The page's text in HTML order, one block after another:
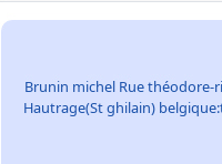
Brunin michel Rue théodore-
Hautrage(St ghilain)